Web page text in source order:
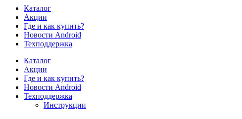
Каталог
Акции
Где и как купить?
Новости Android
Техподдержка
Каталог
Акции
Где и как купить?
Новости Android
Техподдержка
Инструкции